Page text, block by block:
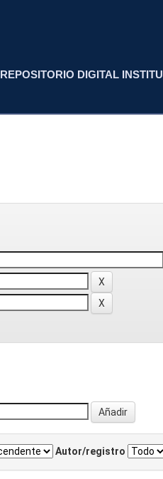
REPOSITORIO DIGITAL
Autor/registro